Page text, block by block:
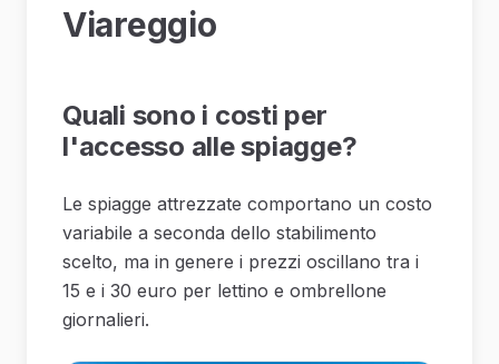
Viareggio
Quali sono i costi per
l'accesso alle spiagge?
Le spiagge attrezzate comportano un costo
variabile a seconda dello stabilimento
scelto, ma in genere i prezzi oscillano tra i
15 e i 30 euro per lettino e ombrellone
giornalieri.